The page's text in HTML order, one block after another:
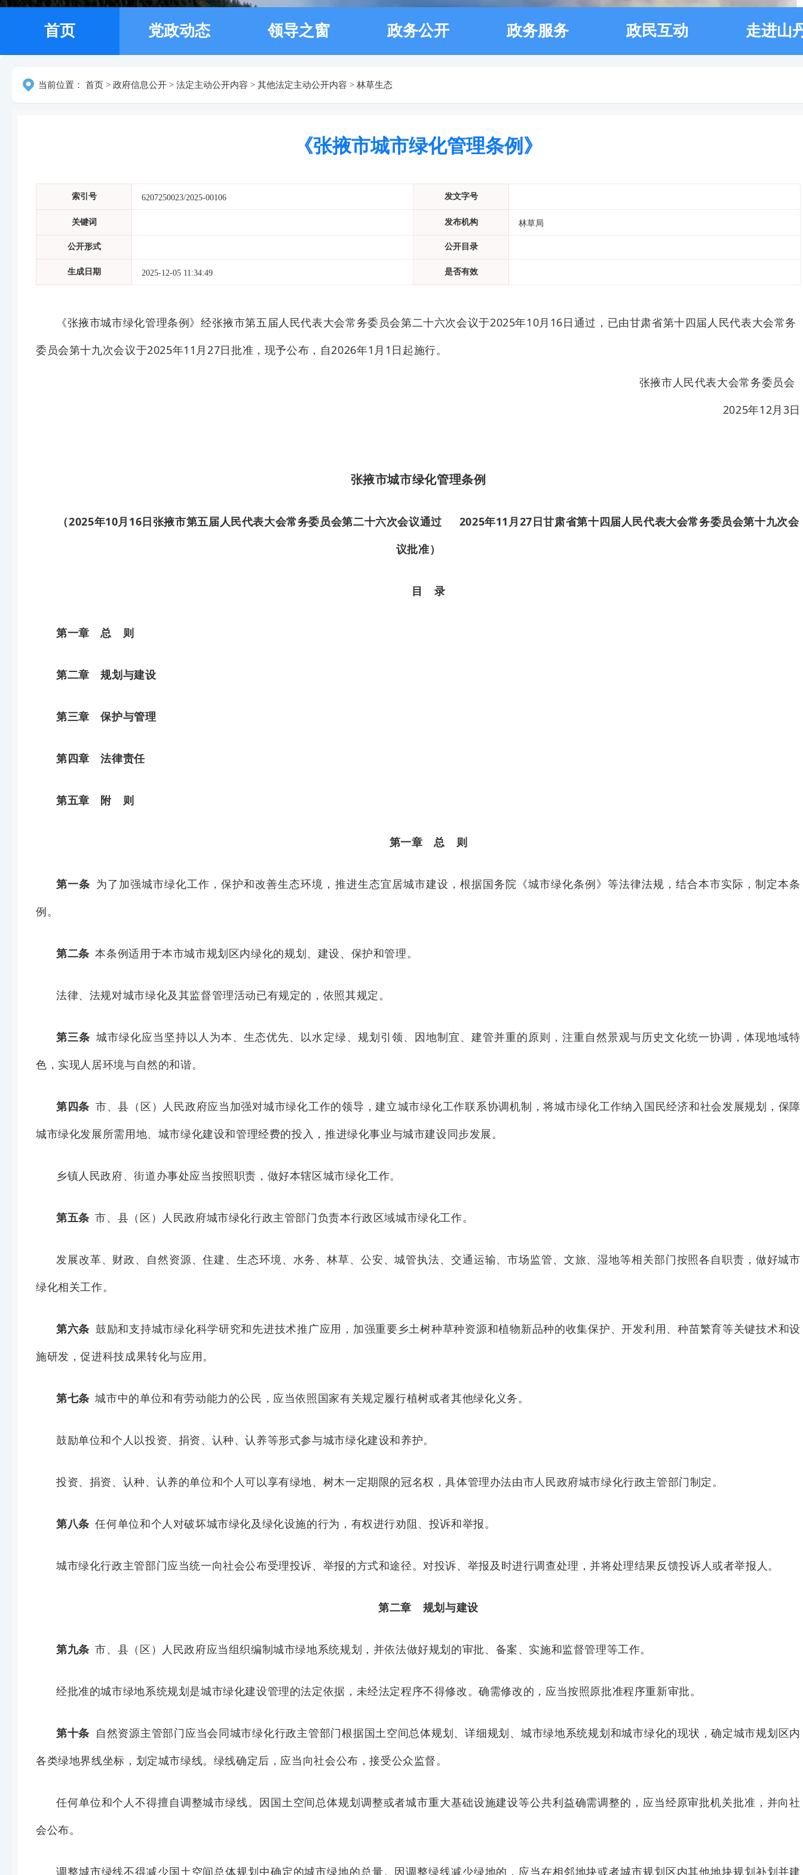
首页 党政动态 领导之窗 政务公开 政务服务 政民互动 走进山
当前位置： 首页 > 政府信息公开 > 法定主动公开内容 > 其他法定主动公开内容 > 林草生态
《张掖市城市绿化管理条例》
索引号 6207250023/2025-00106 发文字号
关键词 发布机构 林草局
公开形式 公开目录
生成日期 2025-12-05 11:34:49 是否有效
《张掖市城市绿化管理条例》经张掖市第五届人民代表大会常务委员会第二十六次会议于2025年10月 16日通过， 已由甘肃省第十四届人民代表大会常务
委员会第十九次会议于2025年11 月27日批准，现予公布，自2026年1 月 1 日起施行。
张掖市人民代表大会常务委员会
2025年12月 3日
张掖市城市绿化管理条例
（2025年10月 16日张掖市第五届人民代表大会常务委员会第二十六次会议通过 2025年11 月27日甘肃省第十四届人民代表大会常务委员会第十九次会
议批准）
目 录
第一章 总 则
第二章 规划与建设
第三章 保护与管理
第四章 法律责任
第五章 附 则
第一章 总 则
第一条 为了加强城市绿化工作，保护和改善生态环境， 推进生态宜居城市建设 ， 根据国务院《城市绿化条例》等法律法规，结合本市实际，制定本条
例。
第二条 本条例适用于本市城市规划区内绿化的规划、建设、保护和管理。
法律、法规对城市绿化及其监督管理活动已有规定的，依照其规定。
第三条 城市绿化应当坚持以人为本、生态优先、以水定绿、规划引领、因地制宜、建管并重的原则，注重自然景观与历史文化统一协调，体现地域特
色，实现人居环境与自然的和谐。
第四条 市、县（区）人民政府应当加强对城市绿化工作的领导，建立城市绿化工作联系协调机制，将城市绿化工作纳入国民经济和社会发展规划，保障
城市绿化发展所需用地、 城市绿化建设和管理经费的投入 ，推进绿化事业与城市建设同步发展。
乡镇人民政府、街道办事处应当按照职责，做好本辖区城市绿化工作。
第五条 市、县（区）人民政府城市绿化行政主管部门负责本行政区域城市绿化工作。
发展改革、财政、自然资源、住建、生态环境、水务、林草、公安、城管执法、交通运输、市场监管、文旅、湿地等相关部门按照各自职责，做好城市
绿化相关工作。
第六条 鼓励和支持城市绿化科学研究和先进技术推广应用，加强重要乡土树种草种资源和植物新品种的收集保护、开发利用、种苗繁育等关键技术和设
施研发 ，促进科技成果转化与应用。
第七条 城市中的单位和有劳动能力的公民，应当依照国家有关规定履行植树或者其他绿化义务。
鼓励单位和个人以投资、捐资、认种、认养等形式参与城市绿化建设和养护。
投资、捐资、认种、认养的单位和个人可以享有绿地、树木一定期限的冠名权，具体管理办法由市人民政府城市绿化行政主管部门制定。
第八条 任何单位和个人对破坏城市绿化及绿化设施的行为，有权进行劝阻、投诉和举报。
城市绿化行政主管部门应当统一向社会公布受理投诉、举报的方式和途径。对投诉、 举报及时进行调查处理，并将处理结果反馈投诉人或者举报人。
第二章 规划与建设
第九条 市、县（区）人民政府应当组织编制城市绿地系统规划，并依法做好规划的审批、备案、实施和监督管理等工作。
经批准的城市绿地系统规划是城市绿化建设管理的法定依据，未经法定程序不得修改。确需修改的，应当按照原批准程序重新审批。
第十条 自然资源主管部门应当会同城市绿化行政主管部门根据国土空间总体规划、详细规划、城市绿地系统规划和城市绿化的现状，确定城市规划区内
各类绿地界线坐标，划定城市绿线。绿线确定后，应当向社会公布，接受公众监督。
任何单位和个人不得擅自调整城市绿线。因国土空间总体规划调整或者城市重大基础设施建设等公共利益确需调整的，应当经原审批机关批准，并向社
会公布。
调整城市绿线不得减少国土空间总体规划中确定的城市绿地的总量。因调整绿线减少绿地的，应当在相邻地块或者城市规划区内其他地块规划补划并建